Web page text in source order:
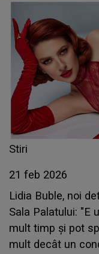
Stiri
21 feb 2026
Lidia Buble, noi
Sala Palatului: "E
mult timp și pot
mult decât un